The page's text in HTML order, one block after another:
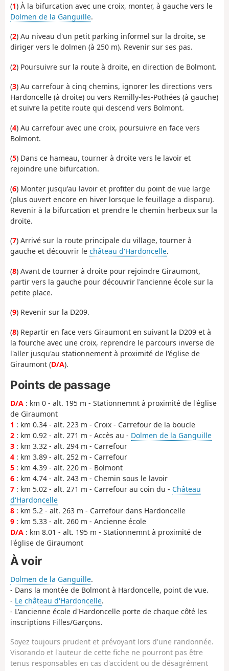
(1) À la bifurcation avec une croix, monter, à gauche vers le
Dolmen de la Ganguille.
(2) Au niveau d'un petit parking informel sur la droite, se
diriger vers le dolmen (à 250 m). Revenir sur ses pas.
(2) Poursuivre sur la route à droite, en direction de Bolmont.
(3) Au carrefour à cinq chemins, ignorer les directions vers
Hardoncelle (à droite) ou vers Remilly-les-Pothées (à gauche)
et suivre la petite route qui descend vers Bolmont.
(4) Au carrefour avec une croix, poursuivre en face vers
Bolmont.
(5) Dans ce hameau, tourner à droite vers le lavoir et
rejoindre une bifurcation.
(6) Monter jusqu'au lavoir et profiter du point de vue large
(plus ouvert encore en hiver lorsque le feuillage a disparu).
Revenir à la bifurcation et prendre le chemin herbeux sur la
droite.
(7) Arrivé sur la route principale du village, tourner à
gauche et découvrir le château d'Hardoncelle.
(8) Avant de tourner à droite pour rejoindre Giraumont,
partir vers la gauche pour découvrir l'ancienne école sur la
petite place.
(9) Revenir sur la D209.
(8) Repartir en face vers Giraumont en suivant la D209 et à
la fourche avec une croix, reprendre le parcours inverse de
l'aller jusqu'au stationnement à proximité de l'église de
Giraumont (D/A).
Points de passage
D/A : km 0 - alt. 195 m - Stationnemnt à proximité de l'église
de Giraumont
1 : km 0.34 - alt. 223 m - Croix - Carrefour de la boucle
2 : km 0.92 - alt. 271 m - Accès au - Dolmen de la Ganguille
3 : km 3.32 - alt. 294 m - Carrefour
4 : km 3.89 - alt. 252 m - Carrefour
5 : km 4.39 - alt. 220 m - Bolmont
6 : km 4.74 - alt. 243 m - Chemin sous le lavoir
7 : km 5.02 - alt. 271 m - Carrefour au coin du - Château
d'Hardoncelle
8 : km 5.2 - alt. 263 m - Carrefour dans Hardoncelle
9 : km 5.33 - alt. 260 m - Ancienne école
D/A : km 8.01 - alt. 195 m - Stationnemnt à proximité de
l'église de Giraumont
À voir
Dolmen de la Ganguille.
- Dans la montée de Bolmont à Hardoncelle, point de vue.
- Le château d'Hardoncelle.
- L'ancienne école d'Hardoncelle porte de chaque côté les
inscriptions Filles/Garçons.
Soyez toujours prudent et prévoyant lors d'une randonnée.
Visorando et l'auteur de cette fiche ne pourront pas être
tenus responsables en cas d'accident ou de désagrément